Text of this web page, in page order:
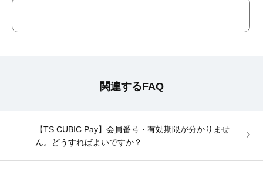
関連するFAQ
【TS CUBIC Pay】会員番号・有効期限が分かりませ
ん。どうすればよいですか？